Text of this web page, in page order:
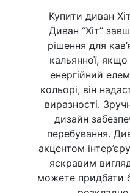
Купити диван
Диван “Хіт”
рішення для
кальянної,
енергійний
кольорі, він
виразності.
дизайн
перебування.
акцентом
яскравим
можете придбати